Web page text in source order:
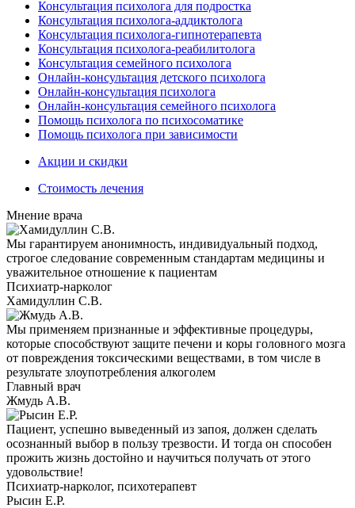
Консультация психолога для подростка
Консультация психолога-аддиктолога
Консультация психолога-гипнотерапевта
Консультация психолога-реабилитолога
Консультация семейного психолога
Онлайн-консультация детского психолога
Онлайн-консультация психолога
Онлайн-консультация семейного психолога
Помощь психолога по психосоматике
Помощь психолога при зависимости
Акции и скидки
Стоимость лечения
Мнение врача
Мы гарантируем анонимность, индивидуальный подход,
строгое следование современным стандартам медицины и
уважительное отношение к пациентам
Психиатр-нарколог
Хамидуллин С.В.
Мы применяем признанные и эффективные процедуры,
которые способствуют защите печени и коры головного мозга
от повреждения токсическими веществами, в том числе в
результате злоупотребления алкоголем
Главный врач
Жмудь А.В.
Пациент, успешно выведенный из запоя, должен сделать
осознанный выбор в пользу трезвости. И тогда он способен
прожить жизнь достойно и научиться получать от этого
удовольствие!
Психиатр-нарколог, психотерапевт
Рысин Е.Р.